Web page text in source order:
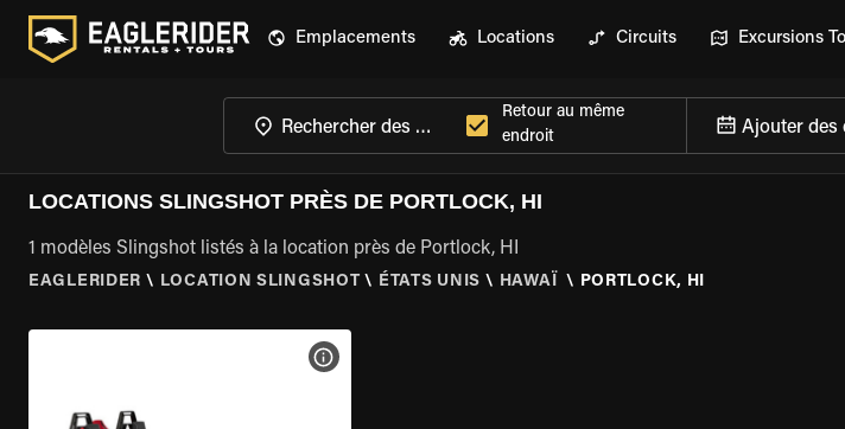
Emplacements Locations Circuits Excursions
Retour au même
endroit
Ajouter des
LOCATIONS SLINGSHOT PRÈS DE PORTLOCK, HI
1 modèles Slingshot listés à la location près de Portlock, HI
EAGLERIDER \ LOCATION SLINGSHOT \ ÉTATS UNIS \ HAWAÏ \ PORTLOCK, HI
VOIR LES SPÉCIFICATIONS DE LA MOTO